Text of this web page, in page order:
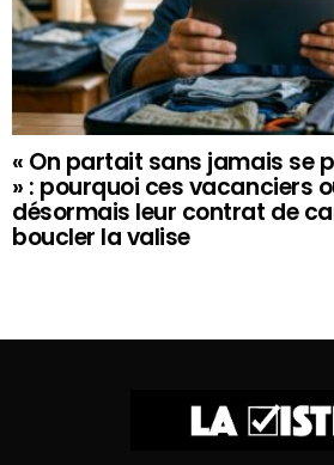
« On partait sans jamais se
» : pourquoi ces vacanciers
désormais leur contrat de
boucler la valise